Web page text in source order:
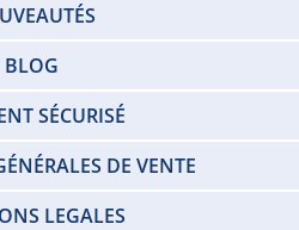
BLOG
SÉCURISÉ
DE VENTE
LEGALES